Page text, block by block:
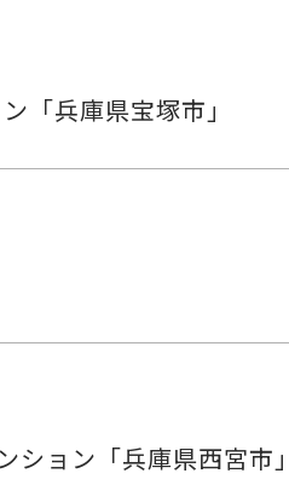
「兵庫県宝塚市」
ョン「兵庫県西宮市」